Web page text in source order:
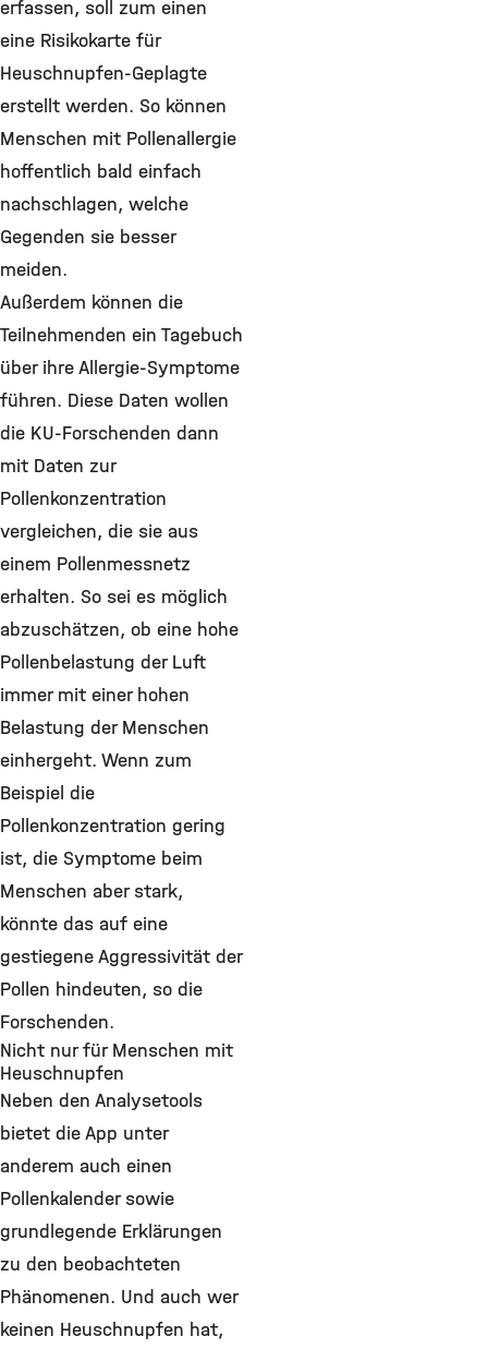
erfassen, soll zum einen
eine Risikokarte für
Heuschnupfen-Geplagte
erstellt werden. So können
Menschen mit Pollenallergie
hoffentlich bald einfach
nachschlagen, welche
Gegenden sie besser
meiden.
Außerdem können die
Teilnehmenden ein Tagebuch
über ihre Allergie-Symptome
führen. Diese Daten wollen
die KU-Forschenden dann
mit Daten zur
Pollenkonzentration
vergleichen, die sie aus
einem Pollenmessnetz
erhalten. So sei es möglich
abzuschätzen, ob eine hohe
Pollenbelastung der Luft
immer mit einer hohen
Belastung der Menschen
einhergeht. Wenn zum
Beispiel die
Pollenkonzentration gering
ist, die Symptome beim
Menschen aber stark,
könnte das auf eine
gestiegene Aggressivität der
Pollen hindeuten, so die
Forschenden.
Nicht nur für Menschen mit
Heuschnupfen
Neben den Analysetools
bietet die App unter
anderem auch einen
Pollenkalender sowie
grundlegende Erklärungen
zu den beobachteten
Phänomenen. Und auch wer
keinen Heuschnupfen hat,